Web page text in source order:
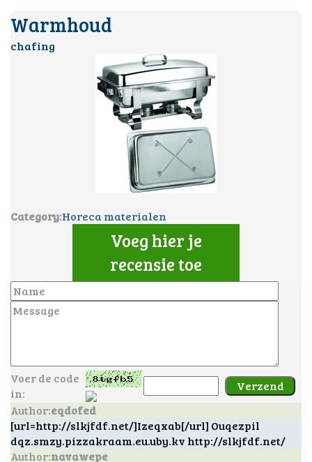
Warmhoud
chafing
Category:Horeca materialen
Voeg hier je
recensie toe
Voer de code
in:
Author:eqdofed
[url=http://slkjfdf.net/]Izeqxab[/url] Ouqezpil
dqz.smzy.pizzakraam.eu.uby.kv http://slkjfdf.net/
Author:navawepe